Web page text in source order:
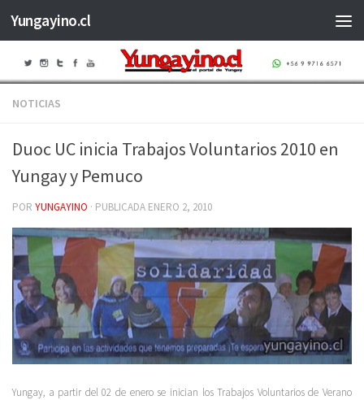
Saltar al contenido
Yungayino.cl
NOTICIAS
Duoc UC inicia Trabajos Voluntarios 2010 en
Yungay y Pemuco
POR YUNGAYINO · PUBLICADA ENERO 2, 2010
Yungay, a partir del 02 de enero se inician los Trabajos Voluntarios de Verano